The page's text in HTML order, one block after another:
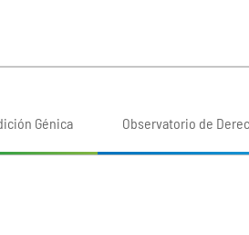
Génica Observatorio de